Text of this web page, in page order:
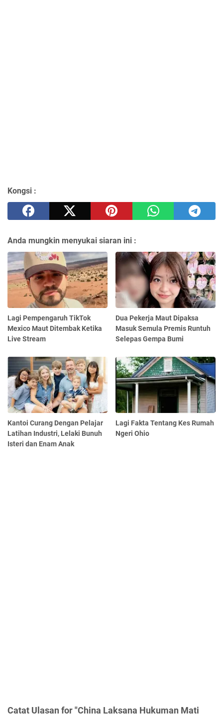
Kongsi :
Anda mungkin menyukai siaran ini :
Lagi Pempengaruh TikTok
Mexico Maut Ditembak Ketika
Live Stream
Dua Pekerja Maut Dipaksa
Masuk Semula Premis Runtuh
Selepas Gempa Bumi
Kantoi Curang Dengan Pelajar
Latihan Industri, Lelaki Bunuh
Isteri dan Enam Anak
Lagi Fakta Tentang Kes Rumah
Ngeri Ohio
Catat Ulasan for "China Laksana Hukuman Mati